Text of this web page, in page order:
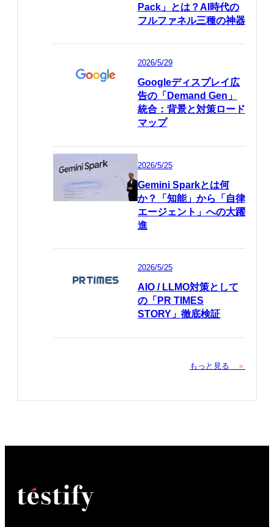
Pack」とは？AI時代の
フルファネル三種の神器
2026/5/29
Googleディスプレイ広
告の「Demand Gen」
統合：背景と対策ロード
マップ
2026/5/25
Gemini Sparkとは何
か？「知能」から「自律
エージェント」への大躍
進
2026/5/25
AIO / LLMO対策として
の「PR TIMES
STORY」徹底検証
もっと見る ＞